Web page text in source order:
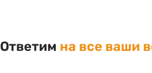
Ответим на все ваши